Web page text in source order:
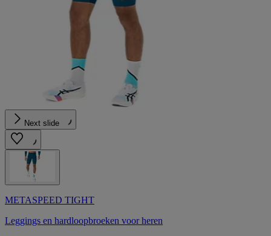
Next slide
METASPEED TIGHT
Leggings en hardloopbroeken voor heren